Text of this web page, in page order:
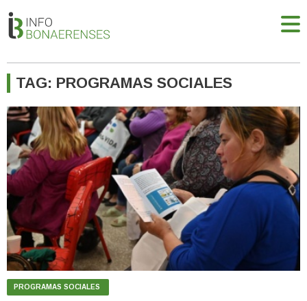
TAG: PROGRAMAS SOCIALES
PROGRAMAS SOCIALES